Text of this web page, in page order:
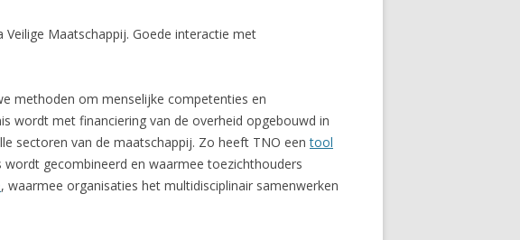
Maatschappij. Goede interactie met
methoden om menselijke competenties en
wordt met financiering van de overheid opgebouwd in
sectoren van de maatschappij. Zo heeft TNO eentool
gecombineerd en waarmee toezichthouders
, waarmee organisaties het multidisciplinair samenwerken